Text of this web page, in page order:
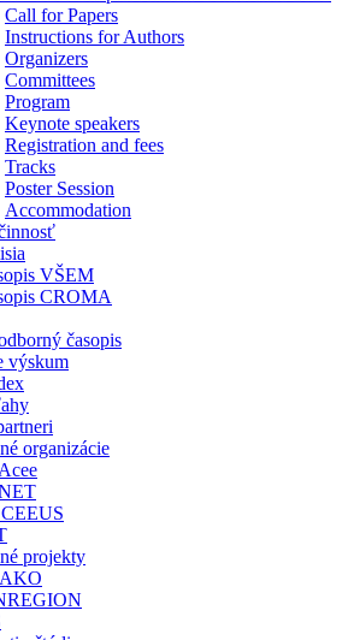
Call for Papers
Instructions for Authors
Organizers
Committees
Program
Keynote speakers
Registration and fees
Tracks
Poster Session
Accommodation
VŠEM
CROMA
časopis
výskum
organizácie
projekty